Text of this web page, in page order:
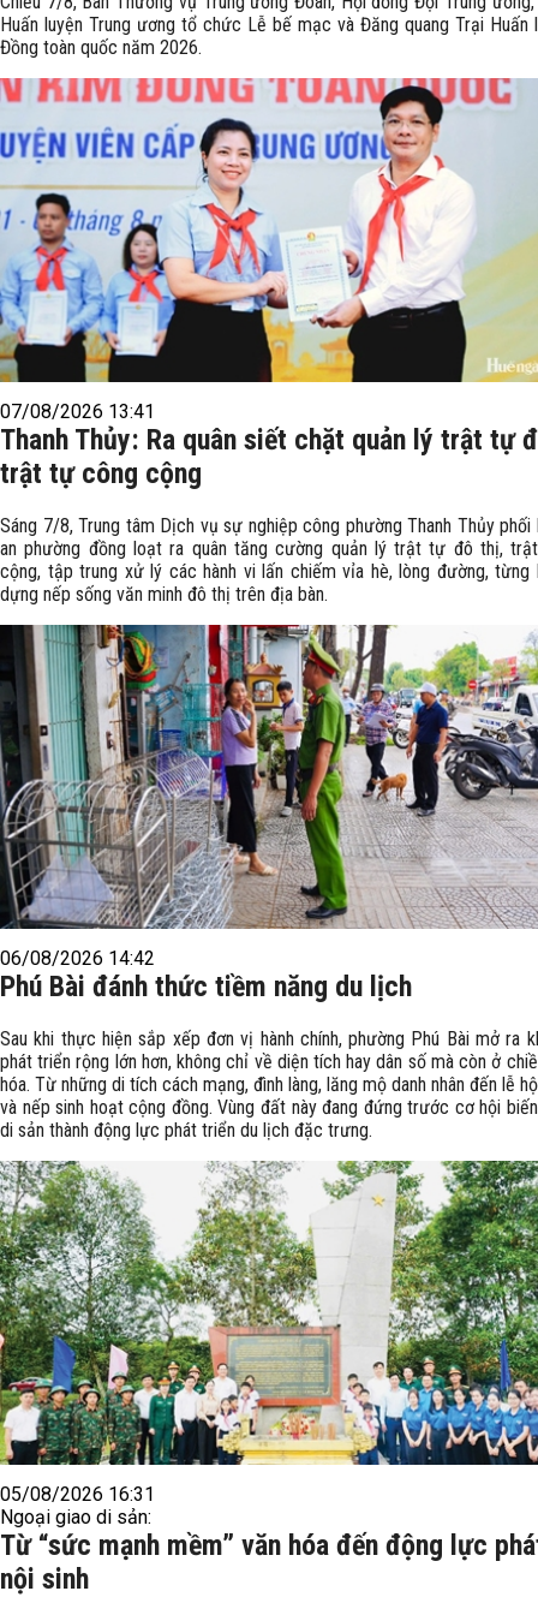
Huấn luyện Trung ương tổ chức Lễ bế mạc và Đăng quang Trại Huấn
Đồng toàn quốc năm 2026.
07/08/2026 13:41
Thanh Thủy: Ra quân siết chặt quản lý trật tự
trật tự công cộng
Sáng 7/8, Trung tâm Dịch vụ sự nghiệp công phường Thanh Thủy phối
an phường đồng loạt ra quân tăng cường quản lý trật tự đô thị,
cộng, tập trung xử lý các hành vi lấn chiếm vỉa hè, lòng đường, từng
dựng nếp sống văn minh đô thị trên địa bàn.
06/08/2026 14:42
Phú Bài đánh thức tiềm năng du lịch
Sau khi thực hiện sắp xếp đơn vị hành chính, phường Phú Bài mở ra
phát triển rộng lớn hơn, không chỉ về diện tích hay dân số mà còn ở
hóa. Từ những di tích cách mạng, đình làng, lăng mộ danh nhân đến lễ
và nếp sinh hoạt cộng đồng. Vùng đất này đang đứng trước cơ hội
di sản thành động lực phát triển du lịch đặc trưng.
05/08/2026 16:31
Ngoại giao di sản:
Từ “sức mạnh mềm” văn hóa đến động lực
nội sinh